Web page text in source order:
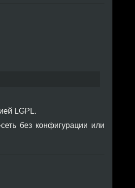
LGPL.
без конфигурации или